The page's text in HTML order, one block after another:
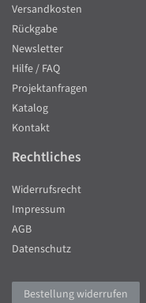
Versandkosten
Rückgabe
Newsletter
Hilfe / FAQ
Projektanfragen
Katalog
Kontakt
Rechtliches
Widerrufsrecht
Impressum
AGB
Datenschutz
Bestellung widerrufen